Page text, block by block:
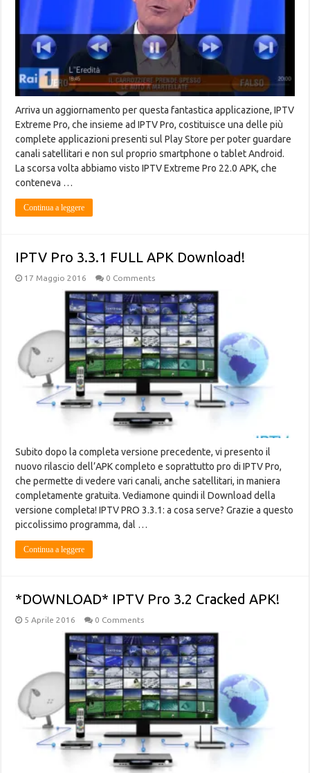
Arriva un aggiornamento per questa fantastica applicazione, IPTV
Extreme Pro, che insieme ad IPTV Pro, costituisce una delle più
complete applicazioni presenti sul Play Store per poter guardare
canali satellitari e non sul proprio smartphone o tablet Android.
La scorsa volta abbiamo visto IPTV Extreme Pro 22.0 APK, che
conteneva …
Continua a leggere
IPTV Pro 3.3.1 FULL APK Download!
17 Maggio 2016 0 Comments
Subito dopo la completa versione precedente, vi presento il
nuovo rilascio dell’APK completo e soprattutto pro di IPTV Pro,
che permette di vedere vari canali, anche satellitari, in maniera
completamente gratuita. Vediamone quindi il Download della
versione completa! IPTV PRO 3.3.1: a cosa serve? Grazie a questo
piccolissimo programma, dal …
Continua a leggere
*DOWNLOAD* IPTV Pro 3.2 Cracked APK!
5 Aprile 2016 0 Comments